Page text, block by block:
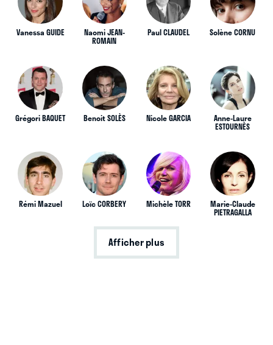
Vanessa GUIDE Naomi JEAN-
ROMAIN
Paul CLAUDEL Solène CORNU
Grégori BAQUET Benoit SOLÈS Nicole GARCIA Anne-Laure
ESTOURNÈS
Rémi Mazuel Loïc CORBERY Michèle TORR Marie-Claude
PIETRAGALLA
Afficher plus